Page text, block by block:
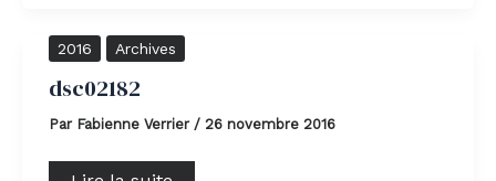
2016 Archives
dsc02182
Par Fabienne Verrier / 26 novembre 2016
dsc02182